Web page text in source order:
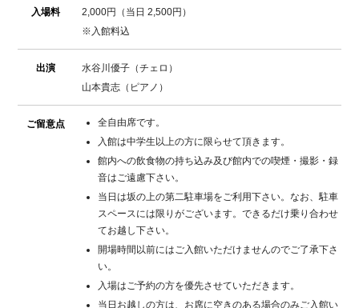
入場料
2,000円（当日 2,500円）
※入館料込
出演
水谷川優子（チェロ）
山本貴志（ピアノ）
ご留意点
全自由席です。
入館は中学生以上の方に限らせて頂きます。
館内への飲食物の持ち込み及び館内での喫煙・撮影・録
音はご遠慮下さい。
当日は坂の上の第二駐車場をご利用下さい。なお、駐車
スペースには限りがございます。できるだけ乗り合わせ
てお越し下さい。
開場時間以前にはご入館いただけませんのでご了承下さ
い。
入場はご予約の方を優先させていただきます。
当日お越しの方は、お席に空きのある場合のみご入館い